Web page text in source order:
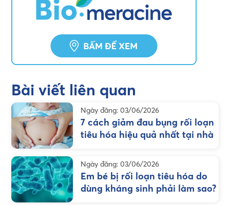
Bài viết liên quan
Ngày đăng: 03/06/2026
7 cách giảm đau bụng rối loạn
tiêu hóa hiệu quả nhất tại nhà
Ngày đăng: 03/06/2026
Em bé bị rối loạn tiêu hóa do
dùng kháng sinh phải làm sao?